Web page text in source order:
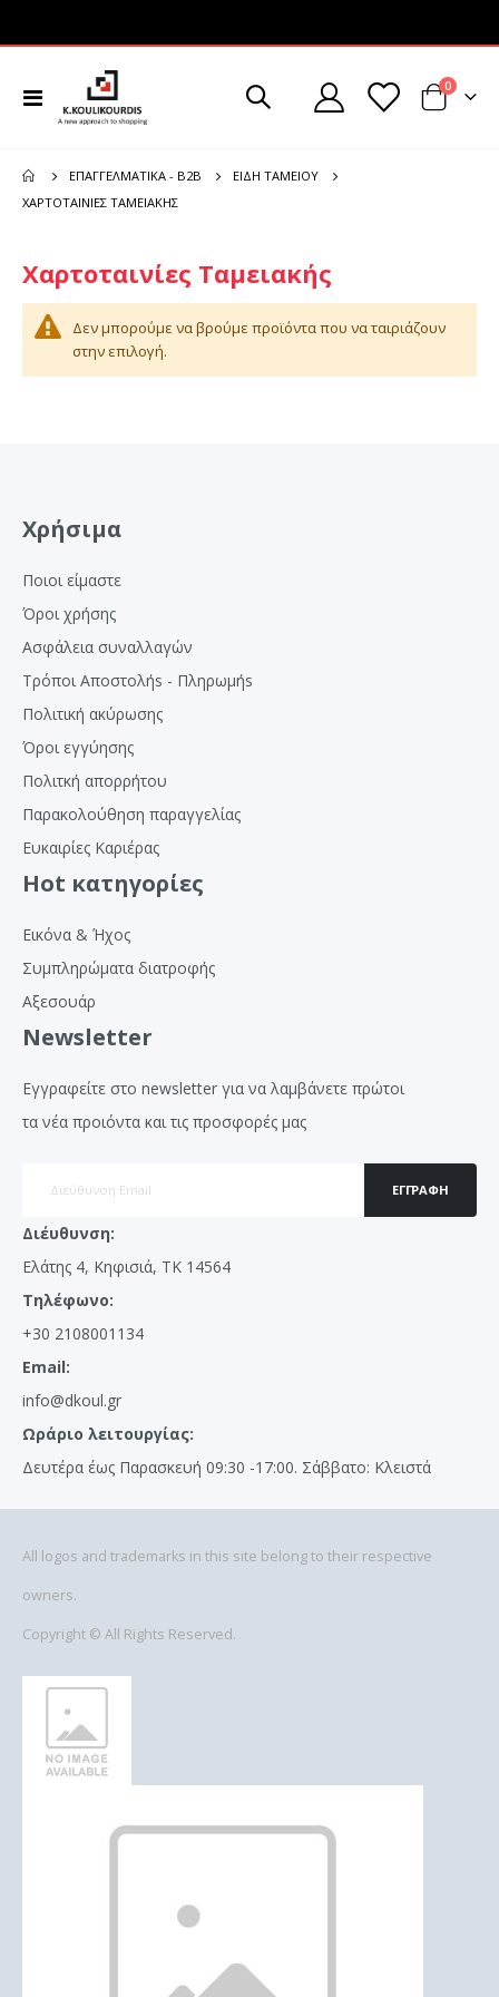
Εναλλαγή
Πλοήγησης
Cart
0
ΕΠΑΓΓΕΛΜΑΤΙΚΆ - B2B
ΕΊΔΗ ΤΑΜΕΊΟΥ
ΧΑΡΤΟΤΑΙΝΊΕΣ ΤΑΜΕΙΑΚΉΣ
Χαρτοταινίες Ταμειακής
Δεν μπορούμε να βρούμε προϊόντα που να ταιριάζουν
στην επιλογή.
Χρήσιμα
Ποιοι είμαστε
Όροι χρήσης
Ασφάλεια συναλλαγών
Τρόποι Αποστολήs - Πληρωμήs
Πολιτική ακύρωσης
Όροι εγγύησης
Πολιτκή απορρήτου
Παρακολούθηση παραγγελίας
Ευκαιρίες Καριέρας
Hot κατηγορίες
Εικόνα & Ήχος
Συμπληρώματα διατροφής
Αξεσουάρ
Newsletter
Εγγραφείτε στο newsletter για να λαμβάνετε πρώτοι
τα νέα προιόντα και τις προσφορές μας
ΕΓΓΡΑΦΉ
Διέυθυνση:
Ελάτης 4, Κηφισιά, ΤΚ 14564
Τηλέφωνο:
+30 2108001134
Email:
info@dkoul.gr
Ωράριο λειτουργίας:
Δευτέρα έως Παρασκευή 09:30 -17:00. Σάββατο: Κλειστά
All logos and trademarks in this site belong to their respective
owners.
Copyright © All Rights Reserved.